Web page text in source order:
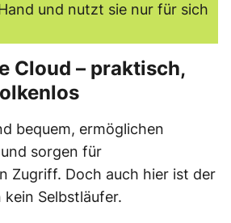
und nutzt sie nur für sich
Cloud – praktisch,
bequem, ermöglichen
sorgen für
Zugriff. Doch auch hier ist der
Selbstläufer.